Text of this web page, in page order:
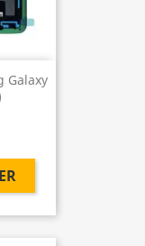
Galaxy